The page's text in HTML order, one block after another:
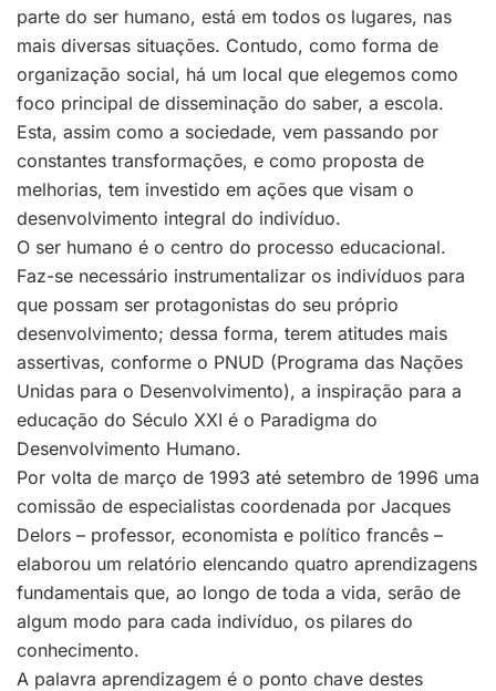
parte do ser humano, está em todos os lugares, nas
mais diversas situações. Contudo, como forma de
organização social, há um local que elegemos como
foco principal de disseminação do saber, a escola.
Esta, assim como a sociedade, vem passando por
constantes transformações, e como proposta de
melhorias, tem investido em ações que visam o
desenvolvimento integral do indivíduo.
O ser humano é o centro do processo educacional.
Faz-se necessário instrumentalizar os indivíduos para
que possam ser protagonistas do seu próprio
desenvolvimento; dessa forma, terem atitudes mais
assertivas, conforme o PNUD (Programa das Nações
Unidas para o Desenvolvimento), a inspiração para a
educação do Século XXI é o Paradigma do
Desenvolvimento Humano.
Por volta de março de 1993 até setembro de 1996 uma
comissão de especialistas coordenada por Jacques
Delors – professor, economista e político francês –
elaborou um relatório elencando quatro aprendizagens
fundamentais que, ao longo de toda a vida, serão de
algum modo para cada indivíduo, os pilares do
conhecimento.
A palavra aprendizagem é o ponto chave destes